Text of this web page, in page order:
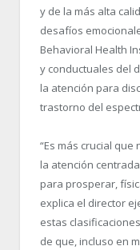
y de la más alta
desafíos
Behavioral Health
y conductuales del
la atención para
trastorno del
“Es más crucial
la atención
para prosperar,
explica el director
estas
de que, incluso en